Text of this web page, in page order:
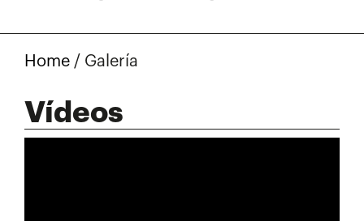
Home / Galería
Vídeos